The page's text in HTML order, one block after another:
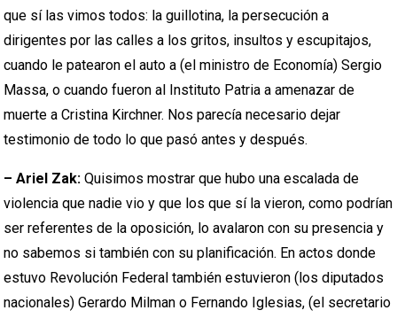
que sí las vimos todos: la guillotina, la persecución a
dirigentes por las calles a los gritos, insultos y escupitajos,
cuando le patearon el auto a (el ministro de Economía) Sergio
Massa, o cuando fueron al Instituto Patria a amenazar de
muerte a Cristina Kirchner. Nos parecía necesario dejar
testimonio de todo lo que pasó antes y después.
– Ariel Zak:Quisimos mostrar que hubo una escalada de
violencia que nadie vio y que los que sí la vieron, como podrían
ser referentes de la oposición, lo avalaron con su presencia y
no sabemos si también con su planificación. En actos donde
estuvo Revolución Federal también estuvieron (los diputados
nacionales) Gerardo Milman o Fernando Iglesias, (el secretario